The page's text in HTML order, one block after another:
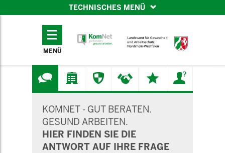
TECHNISCHES MENÜ
TECHNISCHES
MENÜ
KOMNET - GUT BERATEN.
GESUND ARBEITEN.
HIER FINDEN SIE DIE
ANTWORT AUF IHRE FRAGE